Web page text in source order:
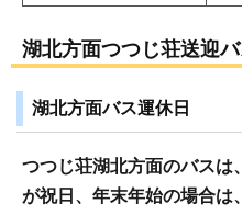
湖北方面つつじ荘送迎
湖北方面バス運休日
つつじ荘湖北方面のバスは
が祝日、年末年始の場合は